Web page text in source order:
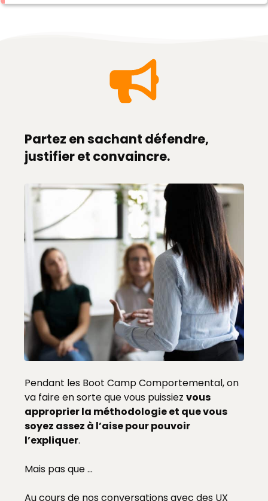
Partez en sachant défendre,
justifier et convaincre.
Pendant les Boot Camp Comportemental, on
va faire en sorte que vous puissiez vous
approprier la méthodologie et que vous
soyez assez à l’aise pour pouvoir
l’expliquer.
Mais pas que …
Au cours de nos conversations avec des UX